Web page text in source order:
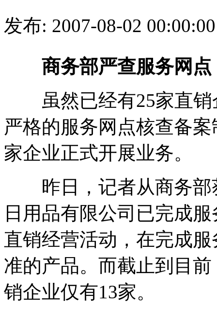
发布: 2007-08-02
商务部严查服务网点
虽然已经有25家直销
严格的服务网点核查备
家企业正式开展业务。
昨日，记者从商务部
日用品有限公司已完成
直销经营活动，在完成
准的产品。而截止到目
销企业仅有13家。